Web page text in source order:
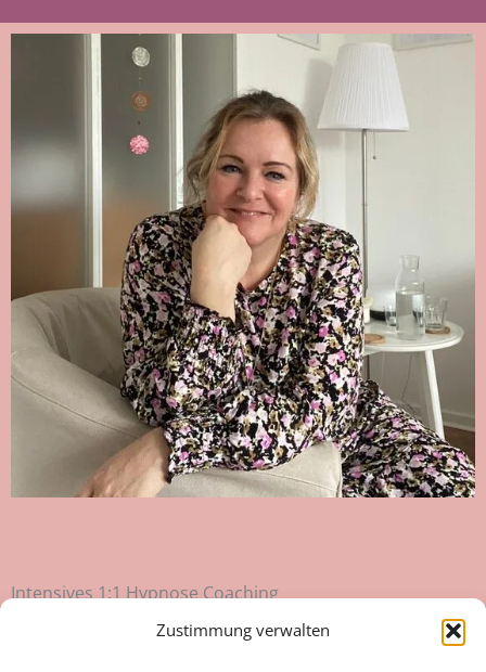
Zustimmung verwalten
Intensives 1:1 Hypnose Coaching
Intensives Hypnose-gestütztes Coachingprogramm